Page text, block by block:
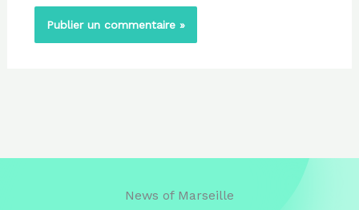
News of Marseille